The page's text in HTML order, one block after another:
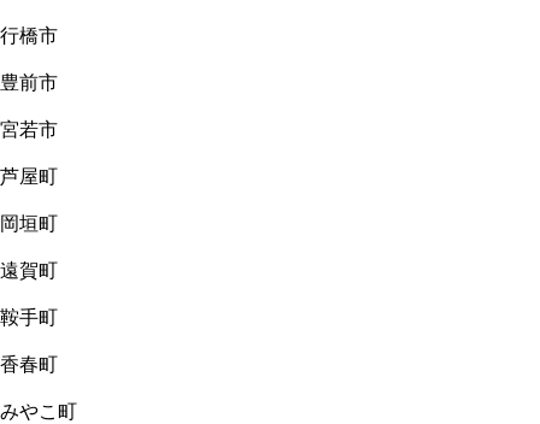
行橋市
豊前市
宮若市
芦屋町
岡垣町
遠賀町
鞍手町
香春町
みやこ町